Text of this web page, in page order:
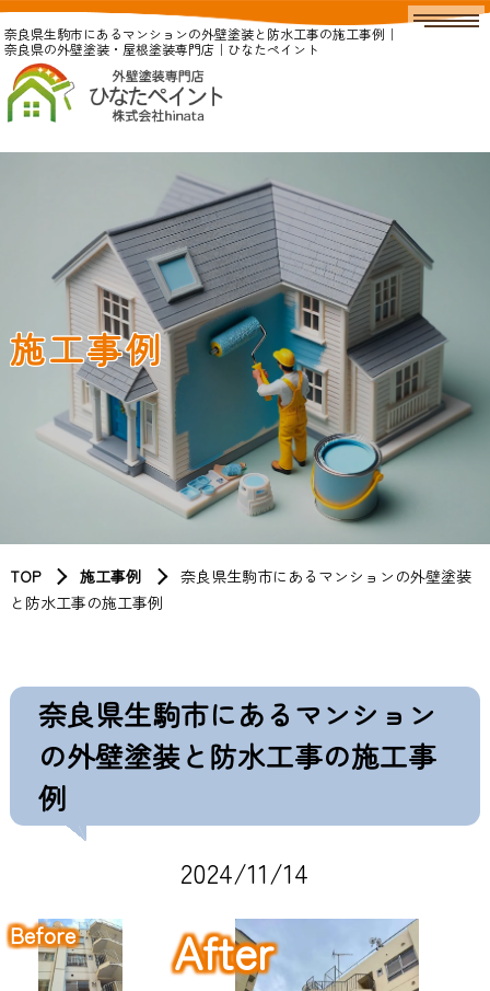
奈良県生駒市にあるマンションの外壁塗装と防水工事の施工事例｜
奈良県の外壁塗装・屋根塗装専門店｜ひなたペイント
施工事例
TOP 施工事例
奈良県生駒市にあるマンションの外壁塗装
と防水工事の施工事例
奈良県生駒市にあるマンション
の外壁塗装と防水工事の施工事
例
2024/11/14